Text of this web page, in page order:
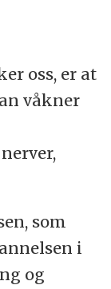
oss, er at
våkner
som
i
og